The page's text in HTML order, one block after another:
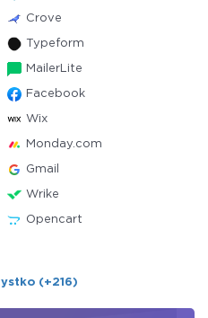
Crove
Typeform
MailerLite
Facebook
Wix
Monday.com
Gmail
Wrike
Opencart
(+216)